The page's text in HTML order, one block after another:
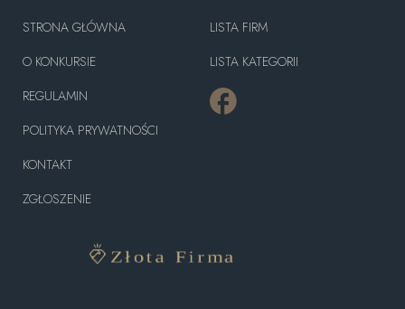
STRONA GŁÓWNA
O KONKURSIE
REGULAMIN
POLITYKA PRYWATNOŚCI
KONTAKT
ZGŁOSZENIE
LISTA FIRM
LISTA KATEGORII